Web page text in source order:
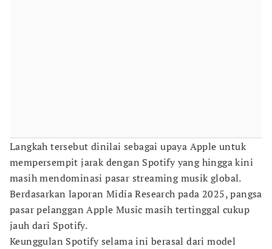
Langkah tersebut dinilai sebagai upaya Apple untuk
mempersempit jarak dengan Spotify yang hingga kini
masih mendominasi pasar streaming musik global.
Berdasarkan laporan Midia Research pada 2025, pangsa
pasar pelanggan Apple Music masih tertinggal cukup
jauh dari Spotify.
Keunggulan Spotify selama ini berasal dari model